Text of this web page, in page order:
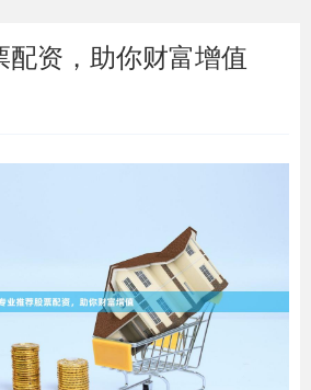
配资，助你财富增值